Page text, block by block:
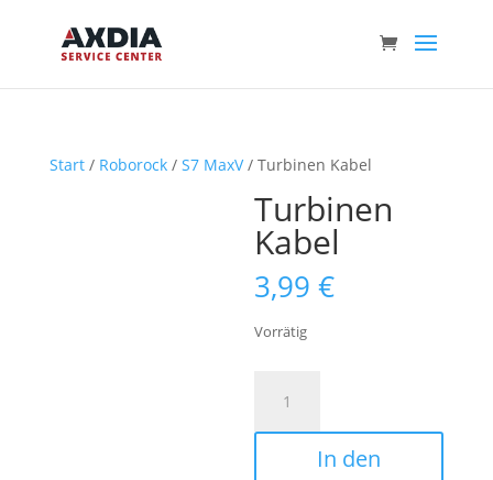
Start/ Roborock/ S7 MaxV/ Turbinen Kabel
Turbinen
Kabel
3,99€
Vorrätig
Kabel
Menge
In den